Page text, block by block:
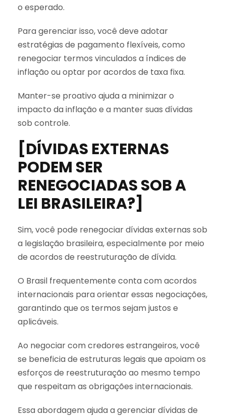
o esperado.
Para gerenciar isso, você deve adotar
estratégias de pagamento flexíveis, como
renegociar termos vinculados a índices de
inflação ou optar por acordos de taxa fixa.
Manter-se proativo ajuda a minimizar o
impacto da inflação e a manter suas dívidas
sob controle.
[DÍVIDAS EXTERNAS
PODEM SER
RENEGOCIADAS SOB A
LEI BRASILEIRA?]
Sim, você pode renegociar dívidas externas sob
a legislação brasileira, especialmente por meio
de acordos de reestruturação de dívida.
O Brasil frequentemente conta com acordos
internacionais para orientar essas negociações,
garantindo que os termos sejam justos e
aplicáveis.
Ao negociar com credores estrangeiros, você
se beneficia de estruturas legais que apoiam os
esforços de reestruturação ao mesmo tempo
que respeitam as obrigações internacionais.
Essa abordagem ajuda a gerenciar dívidas de